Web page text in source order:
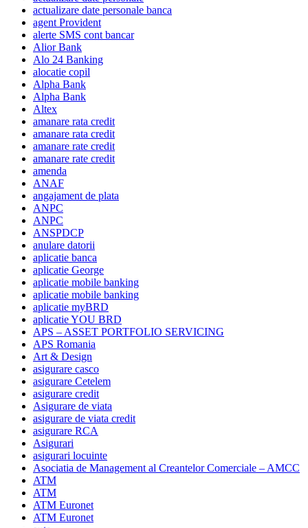
actualizare date personale banca
agent Provident
alerte SMS cont bancar
Alior Bank
Alo 24 Banking
alocatie copil
Alpha Bank
Alpha Bank
Altex
amanare rata credit
amanare rata credit
amanare rate credit
amanare rate credit
amenda
ANAF
angajament de plata
ANPC
ANPC
ANSPDCP
anulare datorii
aplicatie banca
aplicatie George
aplicatie mobile banking
aplicatie mobile banking
aplicatie myBRD
aplicatie YOU BRD
APS – ASSET PORTFOLIO SERVICING
APS Romania
Art & Design
asigurare casco
asigurare Cetelem
asigurare credit
Asigurare de viata
asigurare de viata credit
asigurare RCA
Asigurari
asigurari locuinte
Asociatia de Management al Creantelor Comerciale – AMCC
ATM
ATM
ATM Euronet
ATM Euronet